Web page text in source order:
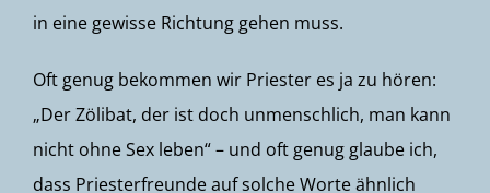
in eine gewisse Richtung gehen muss.
Oft genug bekommen wir Priester es ja zu hören:
„Der Zölibat, der ist doch unmenschlich, man kann
nicht ohne Sex leben“ – und oft genug glaube ich,
dass Priesterfreunde auf solche Worte ähnlich